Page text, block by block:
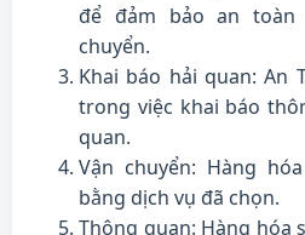
để đảm bảo an
chuyển.
Khai báo hải quan: An
trong việc khai báo
quan.
Vận chuyển: Hàng
bằng dịch vụ đã chọn.
Thông quan: Hàng hóa